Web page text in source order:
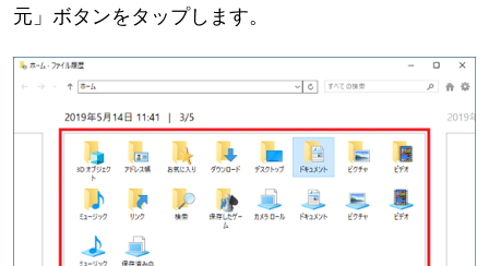
元」ボタンをタップします。